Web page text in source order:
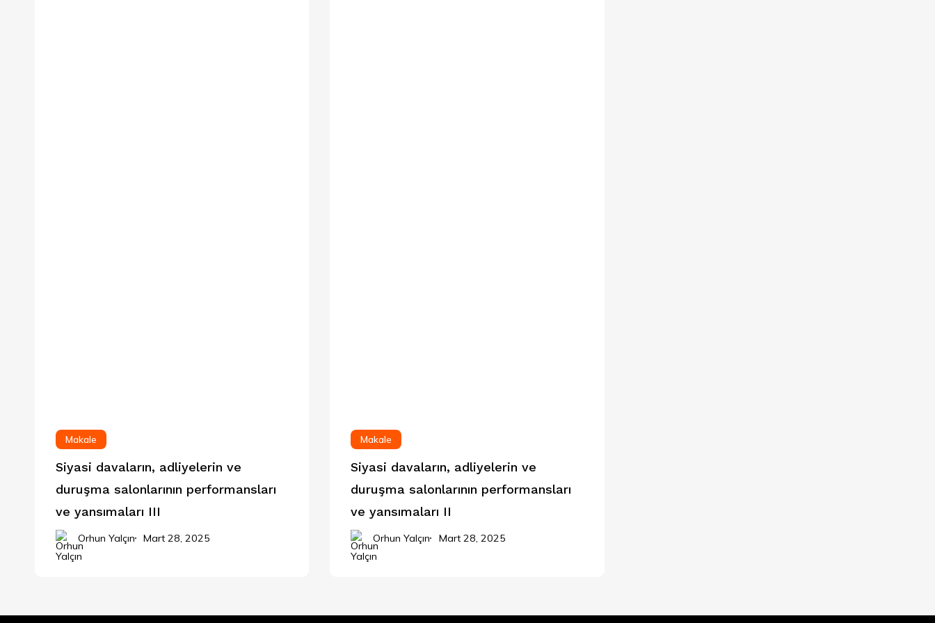
Makale
Siyasi davaların, adliyelerin ve
duruşma salonlarının performansları
ve yansımaları III
Orhun Yalçın Mart 28, 2025
Makale
Siyasi davaların, adliyelerin ve
duruşma salonlarının performansları
ve yansımaları II
Orhun Yalçın Mart 28, 2025